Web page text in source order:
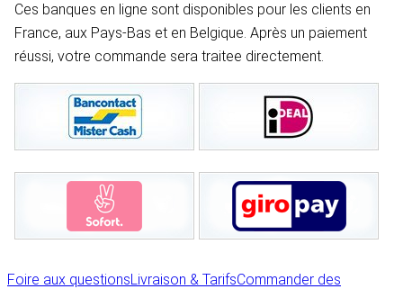
Foire aux questionsLivraison & TarifsCommander des
Ces banques en ligne sont disponibles pour les clients en
France, aux Pays-Bas et en Belgique. Après un paiement
réussi, votre commande sera traitee directement.